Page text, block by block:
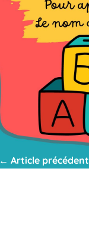
←Article précédent